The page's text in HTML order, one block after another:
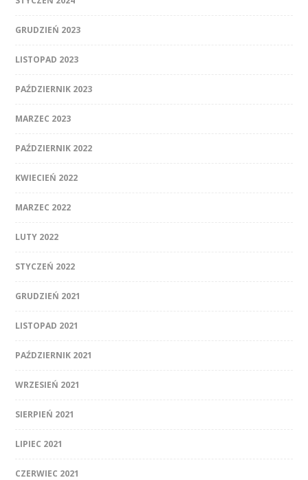
GRUDZIEŃ 2023
LISTOPAD 2023
PAŹDZIERNIK 2023
MARZEC 2023
PAŹDZIERNIK 2022
KWIECIEŃ 2022
MARZEC 2022
LUTY 2022
STYCZEŃ 2022
GRUDZIEŃ 2021
LISTOPAD 2021
PAŹDZIERNIK 2021
WRZESIEŃ 2021
SIERPIEŃ 2021
LIPIEC 2021
CZERWIEC 2021